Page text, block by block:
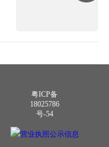
粤ICP备
18025786
号-54
营业执照公示信息